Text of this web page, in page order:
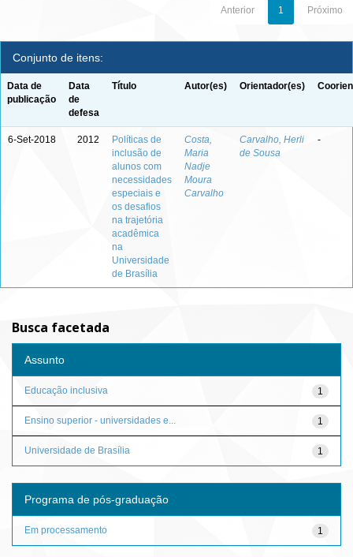
Anterior 1 Próximo
Conjunto de itens:
Data de
publicação
Data
de
defesa
Título Autor(es) Orientador(es)
6-Set-2018 2012
Políticas de
inclusão de
alunos com
necessidades
especiais e
os desafios
na trajetória
acadêmica
na
Universidade
de Brasília
Costa,
Maria
Nadje
Moura
Carvalho
Carvalho, Herli
de Sousa
-
Busca facetada
Assunto
1
Educação inclusiva
1
Ensino superior - universidades e...
1
Universidade de Brasília
Programa de pós-graduação
1
Em processamento